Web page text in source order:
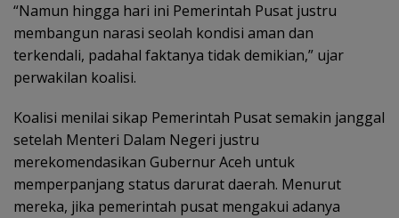
“Namun hingga hari ini Pemerintah Pusat justru
membangun narasi seolah kondisi aman dan
terkendali, padahal faktanya tidak demikian,” ujar
perwakilan koalisi.
Koalisi menilai sikap Pemerintah Pusat semakin janggal
setelah Menteri Dalam Negeri justru
merekomendasikan Gubernur Aceh untuk
memperpanjang status darurat daerah. Menurut
mereka, jika pemerintah pusat mengakui adanya